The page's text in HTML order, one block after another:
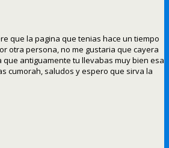
que la pagina que tenias hace un tiempo
otra persona, no me gustaria que cayera
que antiguamente tu llevabas muy bien esa
cumorah, saludos y espero que sirva la